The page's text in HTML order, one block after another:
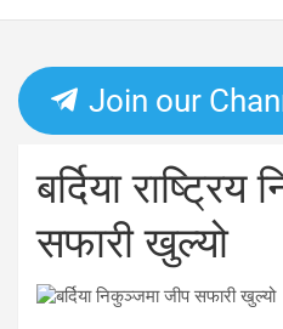
Join our
बर्दिया
सफारी खुल्यो